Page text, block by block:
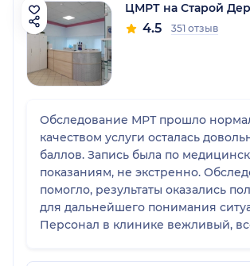
ЦМРТ на Старой
4.5 351 отзыв
Обследование МРТ прошло
качеством услуги осталась
баллов. Запись была по
показаниям, не экстренно.
помогло, результаты оказались
для дальнейшего понимания
Персонал в клинике вежливый,
впечатление от посещения